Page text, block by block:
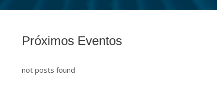
Próximos Eventos
not posts found